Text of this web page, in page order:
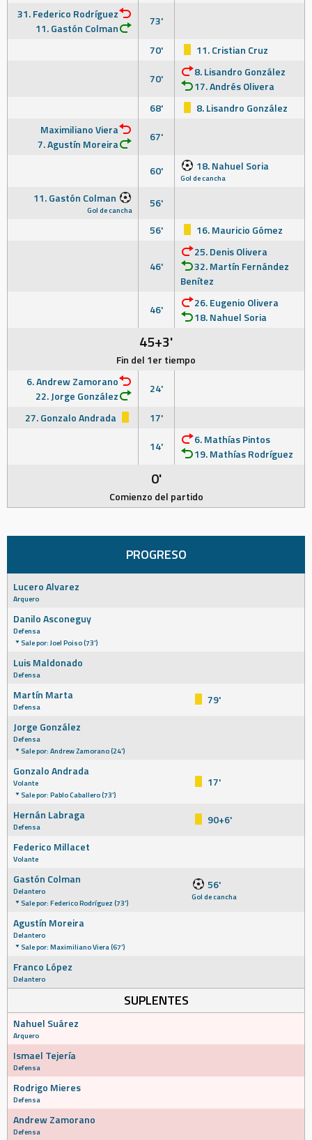
31. Federico Rodríguez
11. Gastón Colman
73'
70'
11. Cristian Cruz
70'
8. Lisandro González
17. Andrés Olivera
68'
8. Lisandro González
Maximiliano Viera
7. Agustín Moreira
67'
60' 18. Nahuel Soria
Gol de cancha
11. Gastón Colman
Gol de cancha
56'
56'
16. Mauricio Gómez
46'
25. Denis Olivera
32. Martín Fernández
Benítez
46'
26. Eugenio Olivera
18. Nahuel Soria
45+3'
Fin del 1er tiempo
6. Andrew Zamorano
22. Jorge González
24'
27. Gonzalo Andrada
17'
14'
6. Mathías Pintos
19. Mathías Rodríguez
0'
Comienzo del partido
PROGRESO
Lucero Alvarez
Arquero
Danilo Asconeguy
Defensa
Sale por: Joel Poiso (73')
Luis Maldonado
Defensa
Martín Marta
Defensa
79'
Jorge González
Defensa
Sale por: Andrew Zamorano (24')
Gonzalo Andrada
Volante
Sale por: Pablo Caballero (73')
17'
Hernán Labraga
Defensa
90+6'
Federico Millacet
Volante
Gastón Colman
Delantero
Sale por: Federico Rodríguez (73')
56'
Gol de cancha
Agustín Moreira
Delantero
Sale por: Maximiliano Viera (67')
Franco López
Delantero
SUPLENTES
Nahuel Suárez
Arquero
Ismael Tejería
Defensa
Rodrigo Mieres
Defensa
Andrew Zamorano
Defensa